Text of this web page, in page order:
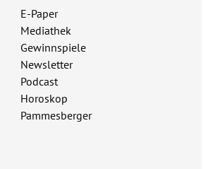
E-Paper
Mediathek
Gewinnspiele
Newsletter
Podcast
Horoskop
Pammesberger